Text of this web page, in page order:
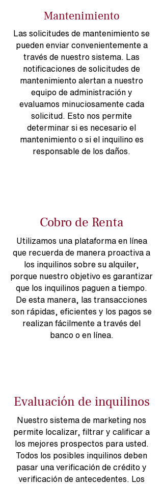
Mantenimiento
Las solicitudes de mantenimiento se
pueden enviar convenientemente a
través de nuestro sistema. Las
notificaciones de solicitudes de
mantenimiento alertan a nuestro
equipo de administración y
evaluamos minuciosamente cada
solicitud. Esto nos permite
determinar si es necesario el
mantenimiento o si el inquilino es
responsable de los daños.
Cobro de Renta
Utilizamos una plataforma en línea
que recuerda de manera proactiva a
los inquilinos sobre su alquiler,
porque nuestro objetivo es garantizar
que los inquilinos paguen a tiempo.
De esta manera, las transacciones
son rápidas, eficientes y los pagos se
realizan fácilmente a través del
banco o en línea.
Evaluación de inquilinos
Nuestro sistema de marketing nos
permite localizar, filtrar y calificar a
los mejores prospectos para usted.
Todos los posibles inquilinos deben
pasar una verificación de crédito y
verificación de antecedentes. Los